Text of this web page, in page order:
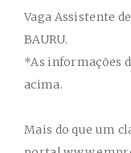
Vaga Assistente
BAURU.
*As informações
acima.
Mais do que um